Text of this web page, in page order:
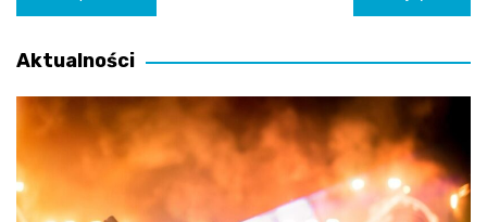
wpisu
Aktualności